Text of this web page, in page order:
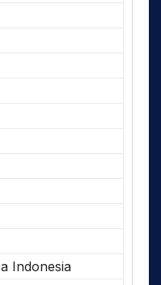
Indonesia